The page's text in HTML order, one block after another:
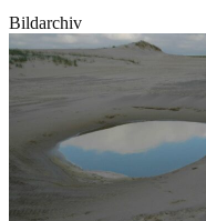
Bildarchiv